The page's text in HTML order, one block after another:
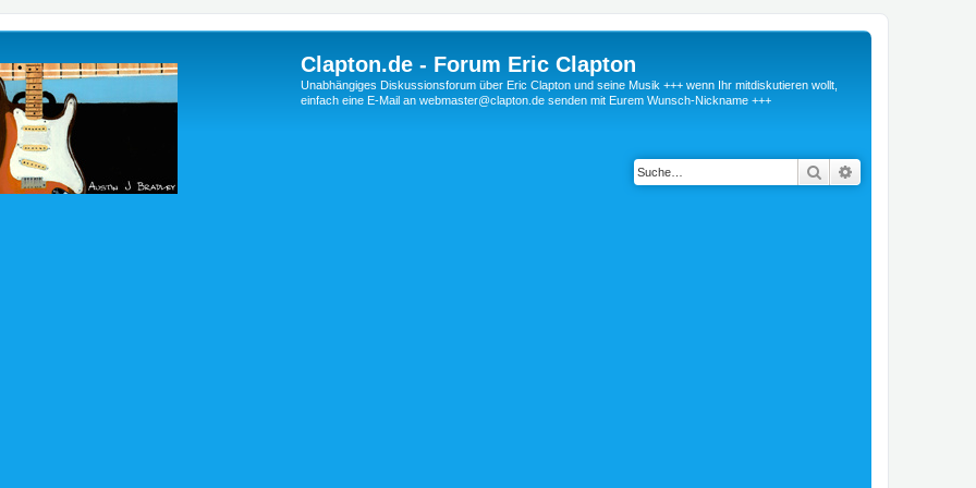
Clapton.de - Forum Eric Clapton
Unabhängiges Diskussionsforum über Eric Clapton und seine Musik +++ wenn Ihr mitdiskutieren wollt,
einfach eine E-Mail an webmaster@clapton.de senden mit Eurem Wunsch-Nickname +++
Suche